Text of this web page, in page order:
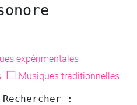
expérimentales
☐ Musiques traditionnelles
Rechercher :